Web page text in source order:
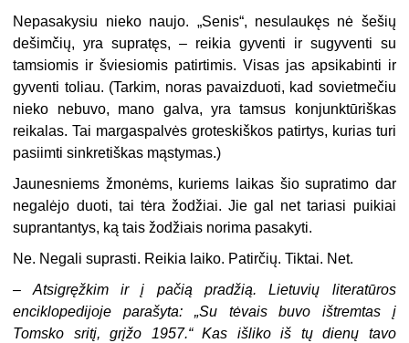
Nepasakysiu nieko naujo. „Senis“, nesulaukęs nė šešių
dešimčių, yra supratęs, – reikia gyventi ir sugyventi su
tamsiomis ir šviesiomis patirtimis. Visas jas apsikabinti ir
gyventi toliau. (Tarkim, noras pavaizduoti, kad sovietmečiu
nieko nebuvo, mano galva, yra tamsus konjunktūriškas
reikalas. Tai margaspalvės groteskiškos patirtys, kurias turi
pasiimti sinkretiškas mąstymas.)
Jaunesniems žmonėms, kuriems laikas šio supratimo dar
negalėjo duoti, tai tėra žodžiai. Jie gal net tariasi puikiai
suprantantys, ką tais žodžiais norima pasakyti.
Ne. Negali suprasti. Reikia laiko. Patirčių. Tiktai. Net.
– Atsigręžkim ir į pačią pradžią. Lietuvių literatūros
enciklopedijoje parašyta: „Su tėvais buvo ištremtas į
Tomsko sritį, grįžo 1957.“ Kas išliko iš tų dienų tavo